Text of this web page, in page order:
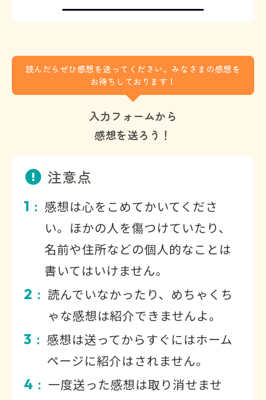
読んだらぜひ感想を送ってください。みなさまの感想を
お待ちしております！
入力フォームから
感想を送ろう！
注意点
1 ： 感想は心をこめてかいてくださ
い。ほかの人を傷つけていたり、
名前や住所などの個人的なことは
書いてはいけません。
2 ： 読んでいなかったり、めちゃくち
ゃな感想は紹介できませんよ。
3 ： 感想は送ってからすぐにはホーム
ページに紹介はされません。
4 ： 一度送った感想は取り消せませ